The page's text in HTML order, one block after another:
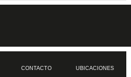
CONTACTO UBICACIONES